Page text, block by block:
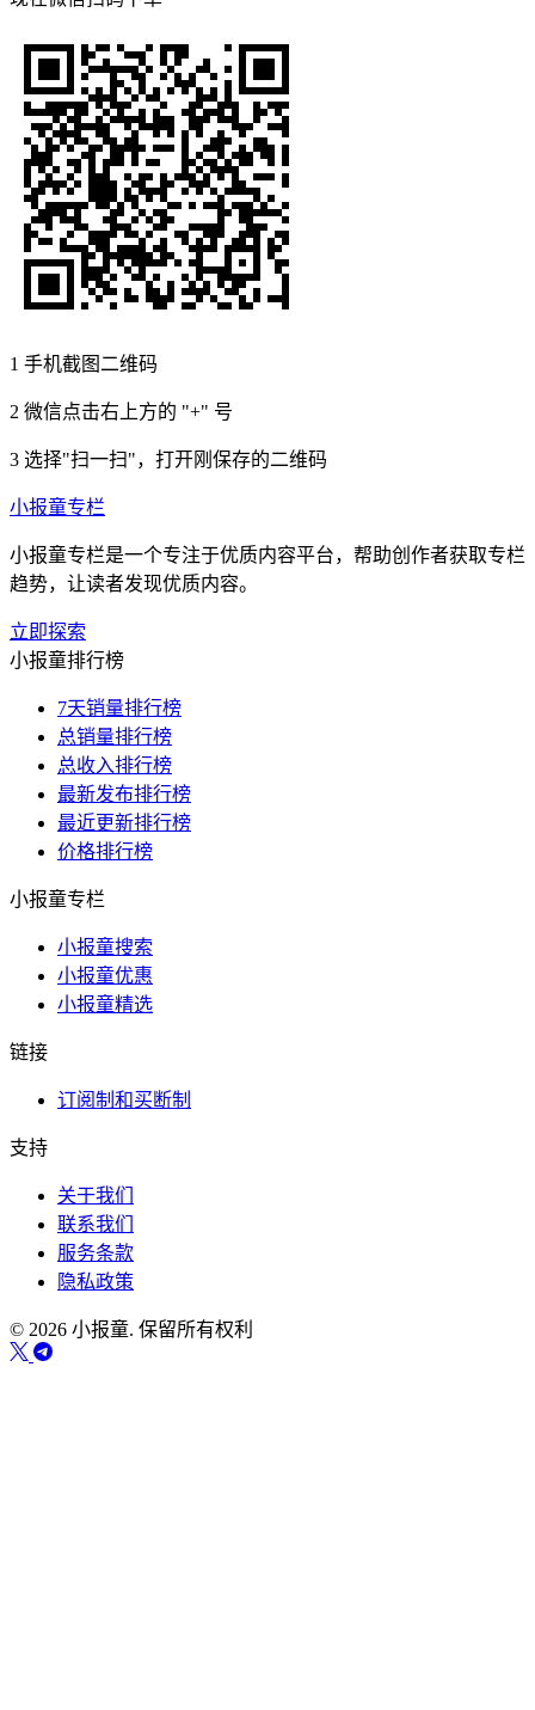
1 手机截图二维码
2 微信点击右上方的 "+" 号
3 选择"扫一扫"，打开刚保存的二维码
小报童专栏
小报童专栏是一个专注于优质内容平台，帮助创作者获取专栏
趋势，让读者发现优质内容。
立即探索
小报童排行榜
7天销量排行榜
总销量排行榜
总收入排行榜
最新发布排行榜
最近更新排行榜
价格排行榜
小报童专栏
小报童搜索
小报童优惠
小报童精选
链接
订阅制和买断制
支持
关于我们
联系我们
服务条款
隐私政策
© 2026 小报童. 保留所有权利